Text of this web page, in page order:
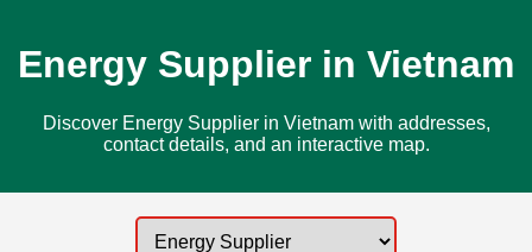
Energy Supplier in Vietnam
Discover Energy Supplier in Vietnam with addresses,
contact details, and an interactive map.